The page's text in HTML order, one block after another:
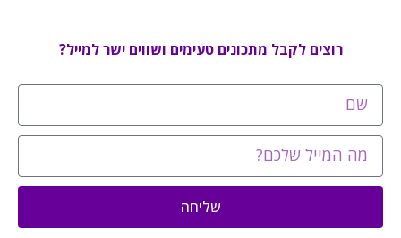
רוצים לקבל מתכונים טעימים ושווים ישר למייל?
שליחה